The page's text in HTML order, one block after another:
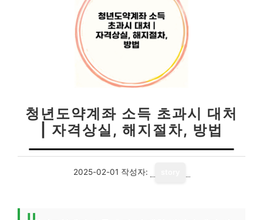
청년도약계좌 소득 초과시 대처
| 자격상실, 해지절차, 방법
2025-02-01 작성자: